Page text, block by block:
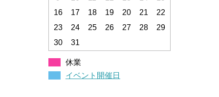
16
17 18 19 20 21
22
23
24 25 26 27 28
29
30
31
休業
イベント開催日